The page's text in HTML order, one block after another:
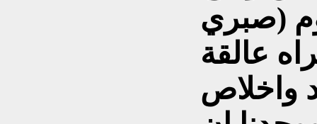
(صبري
عالقة
واخلاص